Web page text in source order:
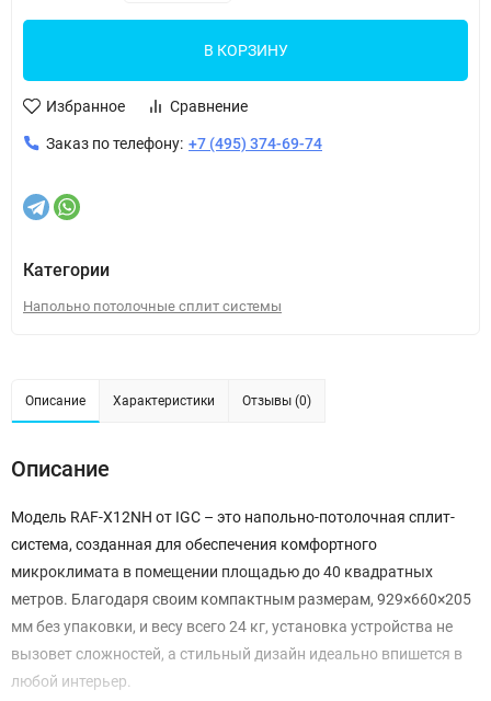
В КОРЗИНУ
Избранное Сравнение
Заказ по телефону: +7 (495) 374-69-74
Категории
Напольно потолочные сплит системы
Описание Характеристики Отзывы (0)
Описание
Модель RAF-X12NH от IGC – это напольно-потолочная сплит-
система, созданная для обеспечения комфортного
микроклимата в помещении площадью до 40 квадратных
метров. Благодаря своим компактным размерам, 929×660×205
мм без упаковки, и весу всего 24 кг, установка устройства не
вызовет сложностей, а стильный дизайн идеально впишется в
любой интерьер.